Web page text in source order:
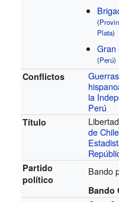
(
Plata)
Gran
(Perú)
Conflictos
la
Perú
Título
de Chile
Partido
político
Bando
Bando